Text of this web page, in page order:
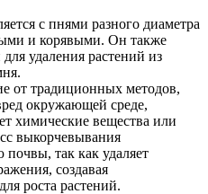
с пнями разного диаметра
и корявыми. Он также
удаления растений из
от традиционных методов,
окружающей среде,
химические вещества или
выкорчевывания
так как удаляет
создавая
роста растений.